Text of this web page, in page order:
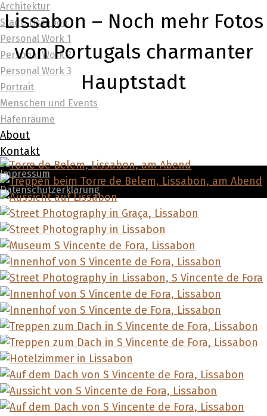
Architektur
Stadt: Lissabon
Personal Work 1
Personal Work 2
Personal Work 3
Portrait
Menschen und Events
Hafenräume
About
Kontakt
Impressum
Datenschutzerklärung
Lissabon – Noch mehr Fotos
von Portugals charmanter
Hauptstadt